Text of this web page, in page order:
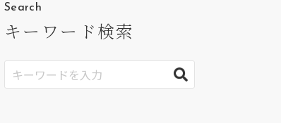
Search
キーワード検索